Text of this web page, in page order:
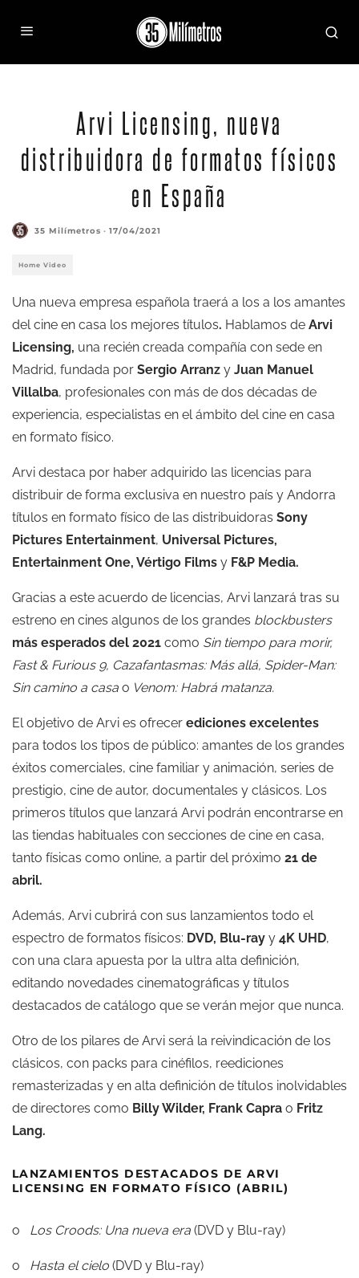
Arvi Licensing, nueva
distribuidora de formatos físicos
en España
35 Milímetros · 17/04/2021
Home Video
Una nueva empresa española traerá a los a los amantes
del cine en casa los mejores títulos. Hablamos de Arvi
Licensing, una recién creada compañía con sede en
Madrid, fundada por Sergio Arranz y Juan Manuel
Villalba, profesionales con más de dos décadas de
experiencia, especialistas en el ámbito del cine en casa
en formato físico.
Arvi destaca por haber adquirido las licencias para
distribuir de forma exclusiva en nuestro país y Andorra
títulos en formato físico de las distribuidoras Sony
Pictures Entertainment, Universal Pictures,
Entertainment One, Vértigo Films y F&P Media.
Gracias a este acuerdo de licencias, Arvi lanzará tras su
estreno en cines algunos de los grandes blockbusters
más esperados del 2021 como Sin tiempo para morir,
Fast & Furious 9, Cazafantasmas: Más allá, Spider-Man:
Sin camino a casa o Venom: Habrá matanza.
El objetivo de Arvi es ofrecer ediciones excelentes
para todos los tipos de público: amantes de los grandes
éxitos comerciales, cine familiar y animación, series de
prestigio, cine de autor, documentales y clásicos. Los
primeros títulos que lanzará Arvi podrán encontrarse en
las tiendas habituales con secciones de cine en casa,
tanto físicas como online, a partir del próximo 21 de
abril.
Además, Arvi cubrirá con sus lanzamientos todo el
espectro de formatos físicos: DVD, Blu-ray y 4K UHD,
con una clara apuesta por la ultra alta definición,
editando novedades cinematográficas y títulos
destacados de catálogo que se verán mejor que nunca.
Otro de los pilares de Arvi será la reivindicación de los
clásicos, con packs para cinéfilos, reediciones
remasterizadas y en alta definición de títulos inolvidables
de directores como Billy Wilder, Frank Capra o Fritz
Lang.
LANZAMIENTOS DESTACADOS DE ARVI
LICENSING EN FORMATO FÍSICO (ABRIL)
o Los Croods: Una nueva era (DVD y Blu-ray)
o Hasta el cielo (DVD y Blu-ray)